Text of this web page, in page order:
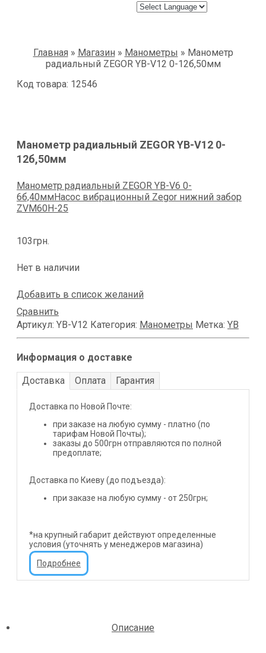
Главная » Магазин » Манометры » Манометр
радиальный ZEGOR YB-V12 0-12б,50мм
Код товара: 12546
Манометр радиальный ZEGOR YB-V12 0-
12б,50мм
Манометр радиальный ZEGOR YB-V6 0-
6б,40ммНасос вибрационный Zegor нижний забор
ZVM60H-25
103грн.
Нет в наличии
Добавить в список желаний
Сравнить
Артикул: YB-V12 Категория: Манометры Метка: YB
Информация о доставке
Доставка Оплата Гарантия
Доставка по Новой Почте:
при заказе на любую сумму - платно (по
тарифам Новой Почты);
заказы до 500грн отправляются по полной
предоплате;
Доставка по Киеву (до подъезда):
при заказе на любую сумму - от 250грн;
*на крупный габарит действуют определенные
условия (уточнять у менеджеров магазина)
Подробнее
Описание